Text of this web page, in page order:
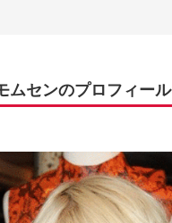
ムセンのプロフィール